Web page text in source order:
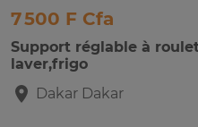
7 500 F Cfa
Support réglable à
laver,frigo
Dakar Dakar